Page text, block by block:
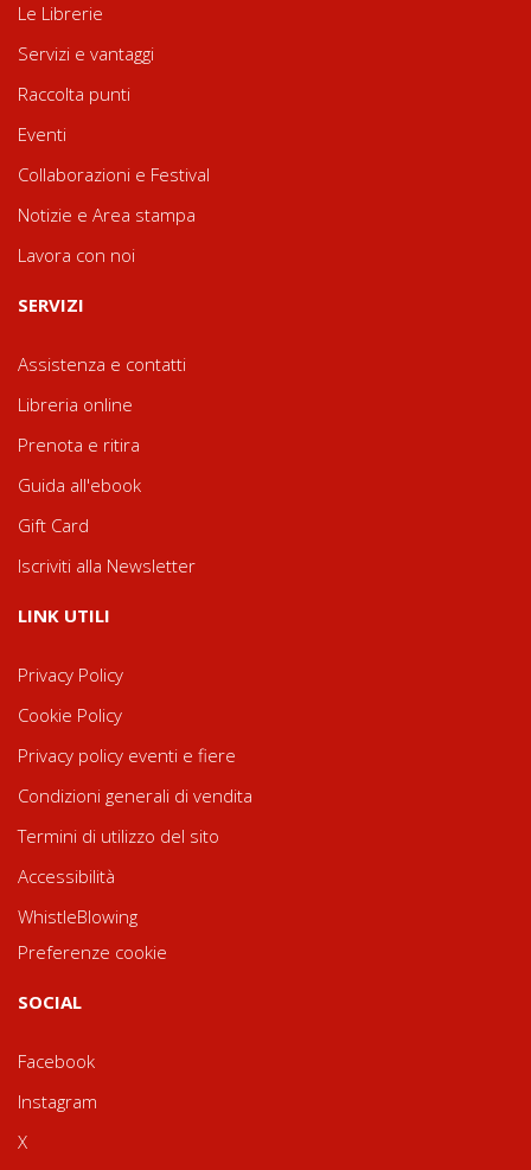
Le Librerie
Servizi e vantaggi
Raccolta punti
Eventi
Collaborazioni e Festival
Notizie e Area stampa
Lavora con noi
SERVIZI
Assistenza e contatti
Libreria online
Prenota e ritira
Guida all'ebook
Gift Card
Iscriviti alla Newsletter
LINK UTILI
Privacy Policy
Cookie Policy
Privacy policy eventi e fiere
Condizioni generali di vendita
Termini di utilizzo del sito
Accessibilità
WhistleBlowing
Preferenze cookie
SOCIAL
Facebook
Instagram
X